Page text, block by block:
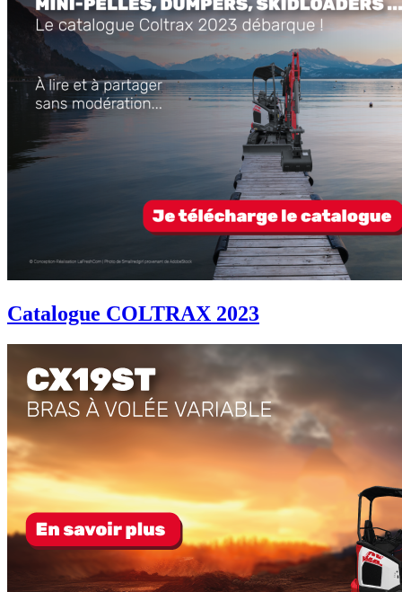
Catalogue COLTRAX 2023